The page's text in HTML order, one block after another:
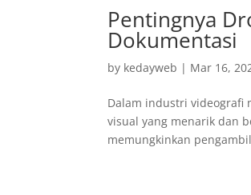
Pentingnya
Dokumentasi
by kedayweb | Mar 16,
Dalam industri videografi
visual yang menarik dan
memungkinkan